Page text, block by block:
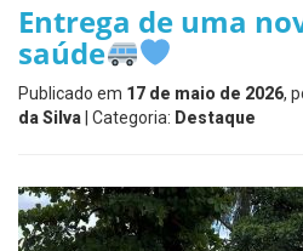
Entrega de uma
saúde
Publicado em 17 de maio de 2026,
da Silva | Categoria: Destaque